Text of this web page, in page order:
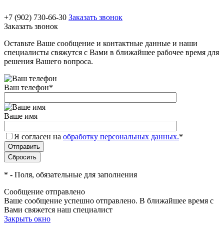
+7 (902) 730-66-30 Заказать звонок
Заказать звонок
Оставьте Ваше сообщение и контактные данные и наши
специалисты свяжутся с Вами в ближайшее рабочее время для
решения Вашего вопроса.
Ваш телефон*
Ваше имя
Я согласен на обработку персональных данных.*
* - Поля, обязательные для заполнения
Сообщение отправлено
Ваше сообщение успешно отправлено. В ближайшее время с
Вами свяжется наш специалист
Закрыть окно